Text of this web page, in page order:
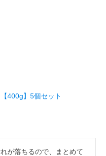
400g】5個セット
が落ちるので、まとめて